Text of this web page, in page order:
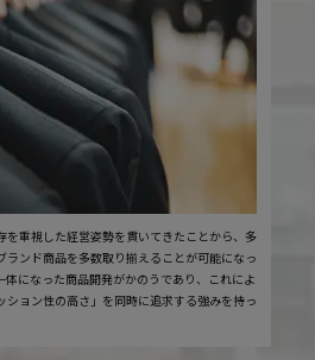
を重視した経営姿勢を貫いてきたことから、多
ランド商品を多数取り揃えることが可能になっ
体になった商品開発がかのうであり、これによ
ション性の高さ」を同時に追求する強みを持っ